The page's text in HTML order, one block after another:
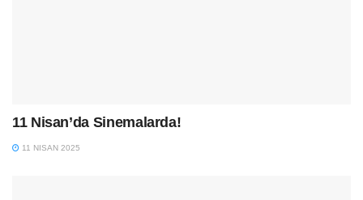
11 Nisan’da Sinemalarda!
11 NISAN 2025